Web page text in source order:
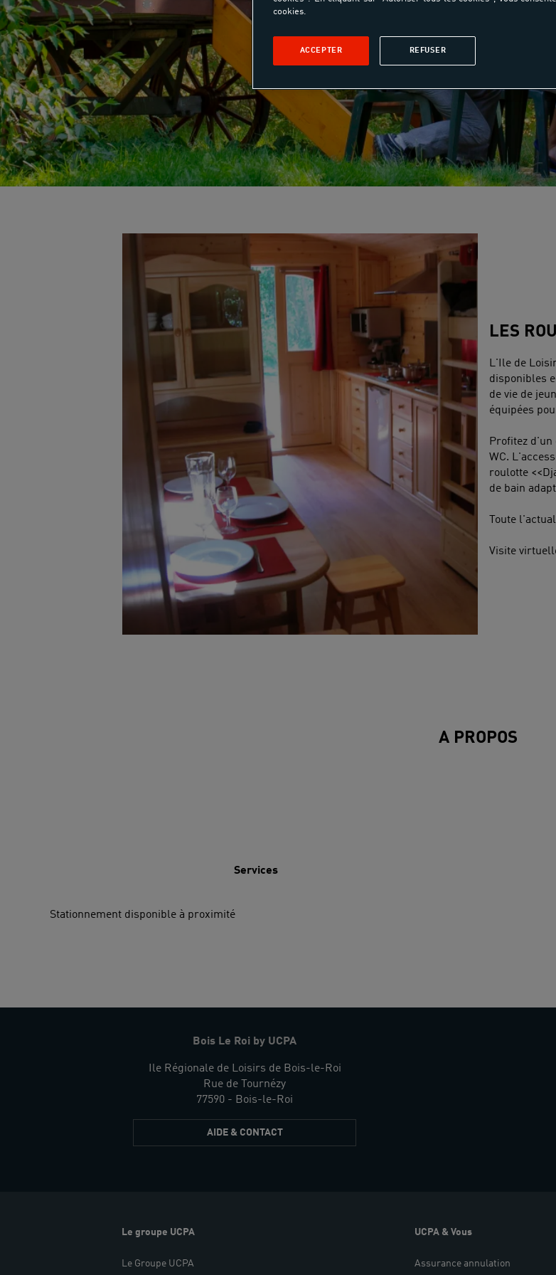
LES
L'Ile de
disponibles
de vie de
équipées
Profitez d'un
WC.
roulotte
de bain
Toute
Visite
A PROPOS
Services
Stationnement disponible à proximité
Bois Le Roi by UCPA
Ile Régionale de Loisirs de Bois-le-Roi
Rue de Tournézy
77590 - Bois-le-Roi
AIDE & CONTACT
Le groupe UCPA
Le Groupe UCPA
UCPA & Vous
Assurance annulation
cookies.
REFUSER
ACCEPTER